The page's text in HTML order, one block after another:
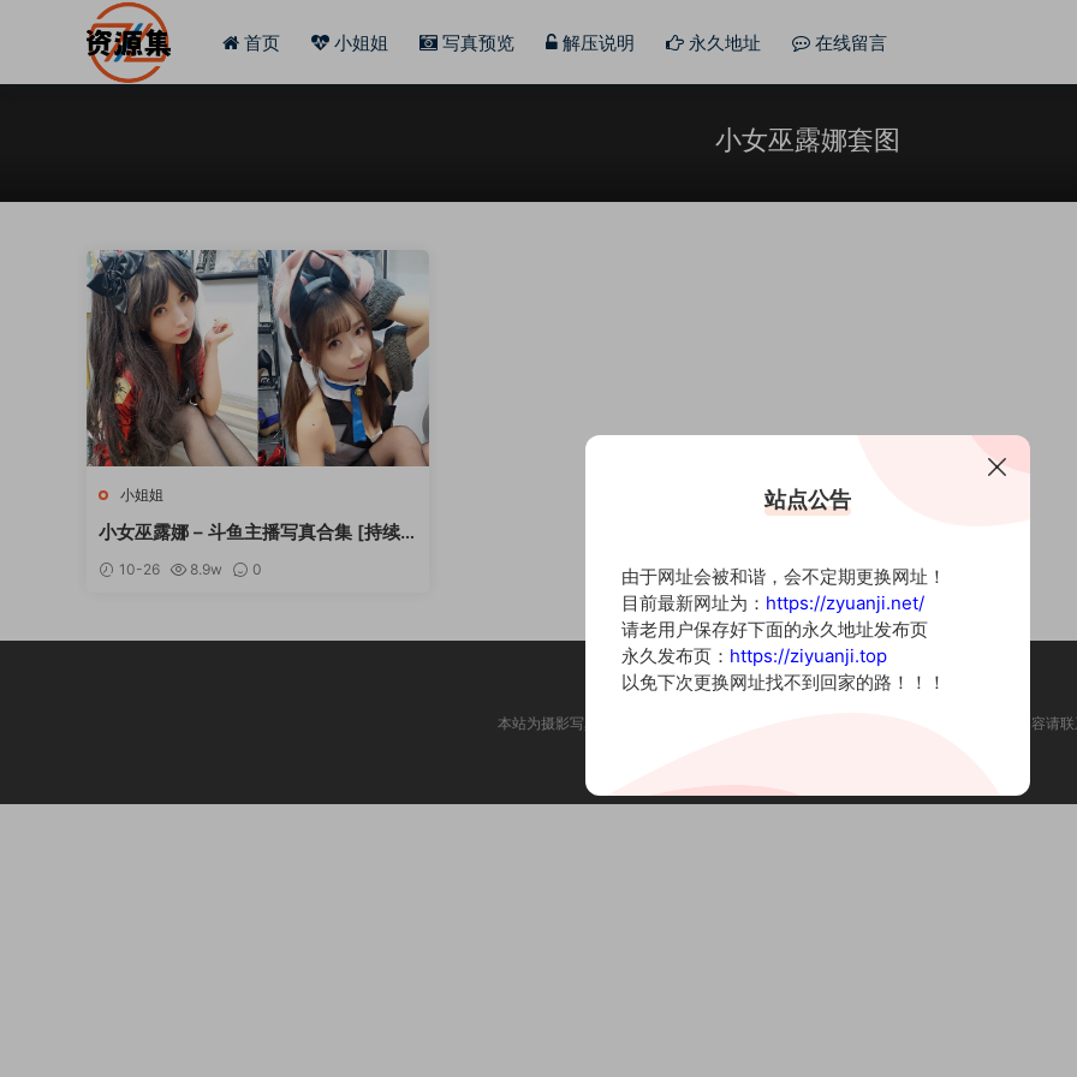
首页 小姐姐 写真预览 解压说明 永久地址 在线留言
小女巫露娜套图
小姐姐
小女巫露娜 – 斗鱼主播写真合集 [持续
10-26 8.9w 0
本站为摄影写真图片网站，内容来自网络收集整理，仅作个人学习使用。如有违法内容请
站点公告
由于网址会被和谐，会不定期更换网址！
目前最新网址为： https://zyuanji.net/
请老用户保存好下面的永久地址发布页
永久发布页： https://ziyuanji.top
以免下次更换网址找不到回家的路！！！